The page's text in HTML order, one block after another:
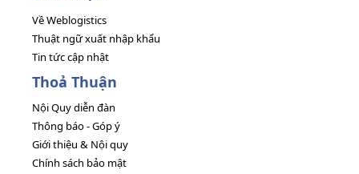
Về Weblogistics
Thuật ngữ xuất nhập khẩu
Tin tức cập nhật
Thoả Thuận
Nội Quy diễn đàn
Thông báo - Góp ý
Giới thiệu & Nội quy
Chính sách bảo mật